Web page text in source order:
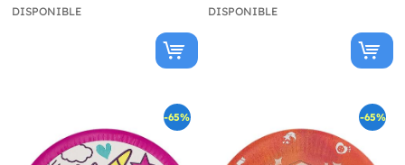
DISPONIBLE DISPONIBLE
-65% -65%